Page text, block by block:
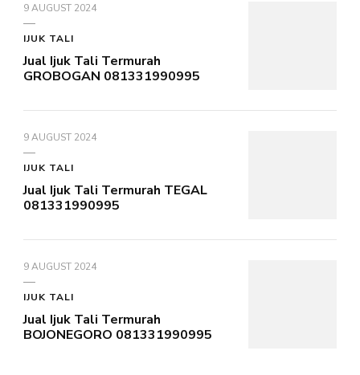
9 AUGUST 2024
IJUK TALI
Jual Ijuk Tali Termurah
GROBOGAN 081331990995
9 AUGUST 2024
IJUK TALI
Jual Ijuk Tali Termurah TEGAL
081331990995
9 AUGUST 2024
IJUK TALI
Jual Ijuk Tali Termurah
BOJONEGORO 081331990995